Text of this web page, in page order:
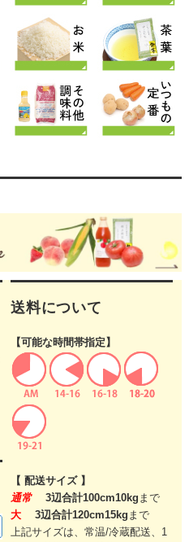
送料について
【可能な時間帯指定】
【 配送サイズ 】
通常
3辺合計100cm10kg まで
大
3辺合計120cm15kg まで
上記サイズは、常温/冷蔵配送、1